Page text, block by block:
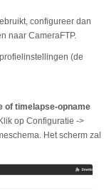
configureer dan
naar CameraFTP.
(de
of timelapse-opname
op Configuratie ->
Het scherm zal